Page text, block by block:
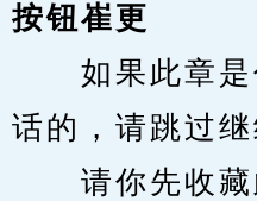
按钮崔更
如果此章是
话的，请跳过
请你先收藏